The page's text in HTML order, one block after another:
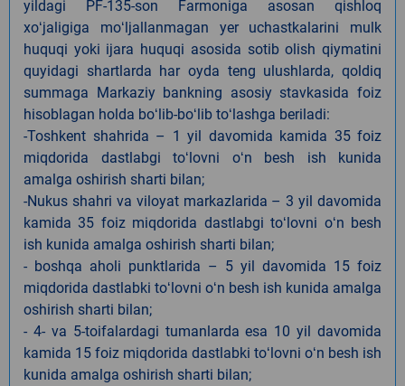
yildagi PF-135-son Farmoniga asosan qishloq
xoʻjaligiga moʻljallanmagan yer uchastkalarini mulk
huquqi yoki ijara huquqi asosida sotib olish qiymatini
quyidagi shartlarda har oyda teng ulushlarda, qoldiq
summaga Markaziy bankning asosiy stavkasida foiz
hisoblagan holda boʻlib-boʻlib toʻlashga beriladi:
-Toshkent shahrida – 1 yil davomida kamida 35 foiz
miqdorida dastlabgi toʻlovni oʻn besh ish kunida
amalga oshirish sharti bilan;
-Nukus shahri va viloyat markazlarida – 3 yil davomida
kamida 35 foiz miqdorida dastlabgi toʻlovni oʻn besh
ish kunida amalga oshirish sharti bilan;
- boshqa aholi punktlarida – 5 yil davomida 15 foiz
miqdorida dastlabki toʻlovni oʻn besh ish kunida amalga
oshirish sharti bilan;
- 4- va 5-toifalardagi tumanlarda esa 10 yil davomida
kamida 15 foiz miqdorida dastlabki toʻlovni oʻn besh ish
kunida amalga oshirish sharti bilan;